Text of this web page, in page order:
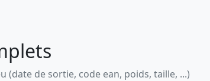
de sortie, code ean, poids, taille, ...)